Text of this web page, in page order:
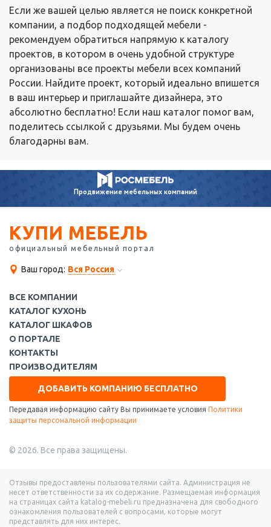
Если же вашей целью является не поиск конкретной
компании, а подбор подходящей мебели -
рекомендуем обратиться напрямую к каталогу
проектов, в котором в очень удобной структуре
организованы все проекты мебели всех компаний
России. Найдите проект, который идеально впишется
в ваш интерьер и приглашайте дизайнера, это
абсолютно бесплатно! Если наш каталог помог вам,
поделитесь ссылкой с друзьями. Мы будем очень
благодарны вам.
Продвижениемебельных компаний
КУПИ МЕБЕЛЬ
официальный мебельный портал
Ваш город: Вся Россия
ВСЕ КОМПАНИИ
КАТАЛОГ КУХОНЬ
КАТАЛОГ ШКАФОВ
О ПОРТАЛЕ
КОНТАКТЫ
ПРОИЗВОДИТЕЛЯМ
ДОБАВИТЬ КОМПАНИЮ БЕСПЛАТНО
Передавая информацию сайту Вы принимаете условия Политики
защиты персональной информации
© 2026. Все права защищены.
Отзывы предоставлены пользователями сайта. Администрация не
несет ответственности за их содержание. Размещаемая информация
на страницах сайта katalog-mebeli.ru предназначена для свободного
ознакомления пользователей с вопросами, которые могут
представлять для них интерес.